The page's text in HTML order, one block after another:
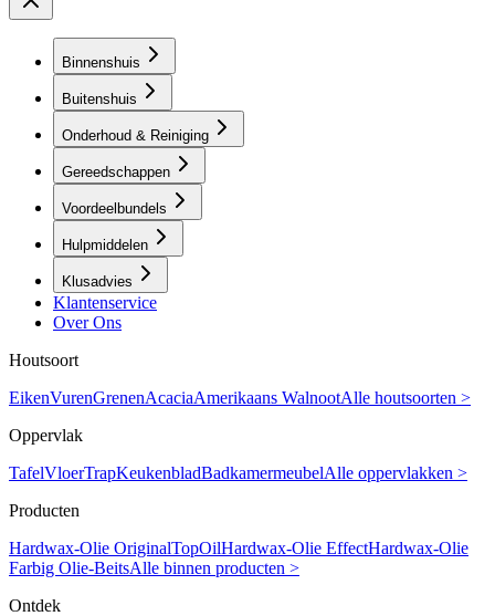
Binnenshuis
Buitenshuis
Onderhoud & Reiniging
Gereedschappen
Voordeelbundels
Hulpmiddelen
Klusadvies
Klantenservice
Over Ons
Houtsoort
EikenVurenGrenenAcaciaAmerikaans WalnootAlle houtsoorten >
Oppervlak
TafelVloerTrapKeukenbladBadkamermeubelAlle oppervlakken >
Producten
Hardwax-Olie OriginalTopOilHardwax-Olie EffectHardwax-Olie
Farbig Olie-BeitsAlle binnen producten >
Ontdek